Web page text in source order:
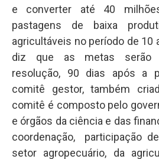
e converter até 40
pastagens de baixa
agricultáveis no período de 10
diz que as metas serão
resolução, 90 dias após a
comitê gestor, também
comitê é composto pelo
e órgãos da ciência e das
coordenação, participação
setor agropecuário, da